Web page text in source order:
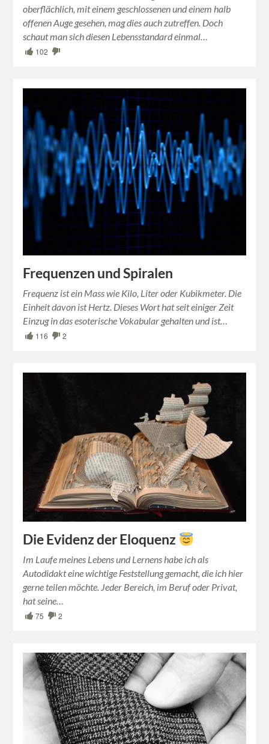
oberflächlich, mit einem geschlossenen und einem halb
offenen Auge gesehen, mag dies auch zutreffen. Doch
schaut man sich diesen Lebensstandard einmal…
102
Frequenzen und Spiralen
Frequenz ist ein Mass wie Kilo, Liter oder Kubikmeter. Die
Einheit davon ist Hertz. Dieses Wort hat seit einiger Zeit
Einzug in das esoterische Vokabular gehalten und ist…
116 2
Die Evidenz der Eloquenz
Im Laufe meines Lebens und Lernens habe ich als
Autodidakt eine wichtige Feststellung gemacht, die ich hier
gerne teilen möchte. Jeder Bereich, im Beruf oder Privat,
hat seine…
75 2